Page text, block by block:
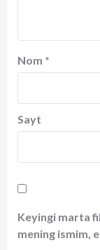
Nom *
Sayt
Keyingi marta
mening ismim,